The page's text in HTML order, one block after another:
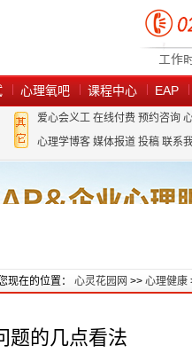
心理氧吧 课程中心 EAP
爱心会义工 在线付费 预约咨询
心理学博客 媒体报道 投稿 联系
现在的位置： 心灵花园网 >> 心理健康
题的几点看法